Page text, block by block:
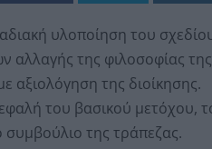
υλοποίηση του
αλλαγής της φιλοσοφίας της
αξιολόγηση της διοίκησης.
του βασικού μετόχου,
συμβούλιο της τράπεζας.